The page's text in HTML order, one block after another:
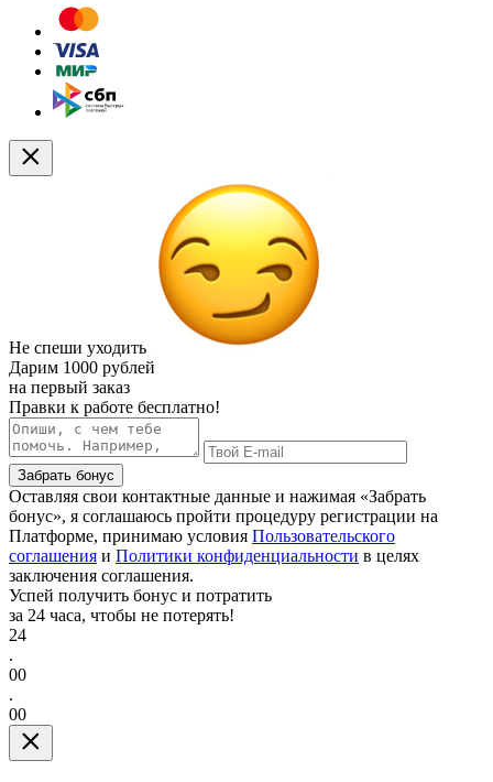
Не спеши уходить
Дарим 1000 рублей
на первый заказ
Правки к работе бесплатно!
Забрать бонус
Оставляя свои контактные данные и нажимая «Забрать
бонус», я соглашаюсь пройти процедуру регистрации на
Платформе, принимаю условия Пользовательского
соглашения и Политики конфиденциальности в целях
заключения соглашения.
Успей получить бонус и потратить
за 24 часа, чтобы не потерять!
24
.
00
.
00